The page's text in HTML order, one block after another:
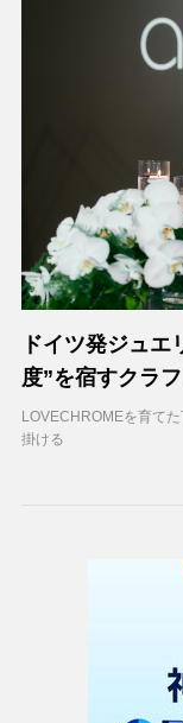
ドイツ発ジュ
度”を宿すクラ
LOVECHROMEを育て
掛ける